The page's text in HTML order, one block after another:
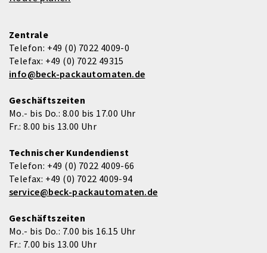
Zentrale
Telefon: +49 (0) 7022 4009-0
Telefax: +49 (0) 7022 49315
info@beck-packautomaten.de
Geschäftszeiten
Mo.- bis Do.: 8.00 bis 17.00 Uhr
Fr.: 8.00 bis 13.00 Uhr
Technischer Kundendienst
Telefon: +49 (0) 7022 4009-66
Telefax: +49 (0) 7022 4009-94
service@beck-packautomaten.de
Geschäftszeiten
Mo.- bis Do.: 7.00 bis 16.15 Uhr
Fr.: 7.00 bis 13.00 Uhr